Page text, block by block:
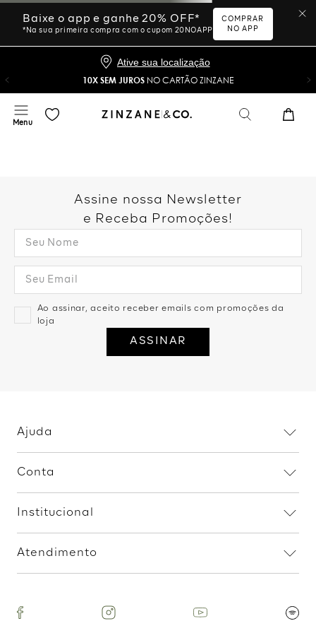
Ative sua localização
10X SEM JUROS NO CARTÃO ZINZANE
foi encontrada.
Vamos tentar novamente?